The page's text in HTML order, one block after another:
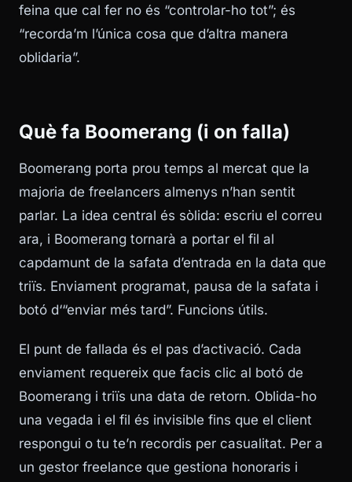
feina que cal fer no és “controlar-ho tot”; és
“recorda’m l’única cosa que d’altra manera
oblidaria”.
Què fa Boomerang (i on falla)
Boomerang porta prou temps al mercat que la
majoria de freelancers almenys n’han sentit
parlar. La idea central és sòlida: escriu el correu
ara, i Boomerang tornarà a portar el fil al
capdamunt de la safata d’entrada en la data que
triïs. Enviament programat, pausa de la safata i
botó d‘“enviar més tard”. Funcions útils.
El punt de fallada és el pas d’activació. Cada
enviament requereix que facis clic al botó de
Boomerang i triïs una data de retorn. Oblida-ho
una vegada i el fil és invisible fins que el client
respongui o tu te’n recordis per casualitat. Per a
un gestor freelance que gestiona honoraris i